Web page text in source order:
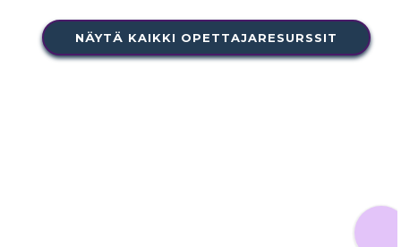
NÄYTÄ KAIKKI OPETTAJARESURSSIT